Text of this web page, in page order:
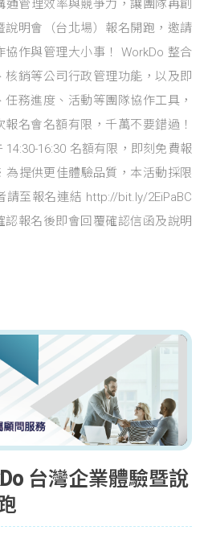
通管理效率與競爭力，讓團隊再創
說明會（台北場）報名開跑，邀請
作與管理大小事！ WorkDo 整合
銷等公司行政管理功能，以及即
務進度、活動等團隊協作工具，
名會名額有限，千萬不要錯過！
16:30 名額有限，即刻免費報
提供更佳體驗品質，本活動採限
至報名連結 http://bit.ly/2EiPaBC
報名後即會回覆確認信函及說明
台灣企業體驗暨說